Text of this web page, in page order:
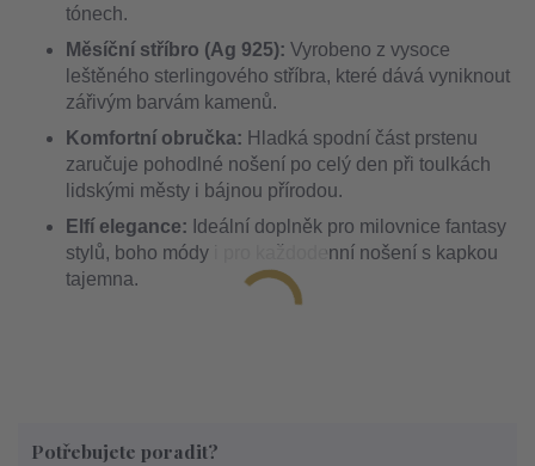
tónech.
Měsíční stříbro (Ag 925): Vyrobeno z vysoce
leštěného sterlingového stříbra, které dává vyniknout
zářivým barvám kamenů.
Komfortní obručka: Hladká spodní část prstenu
zaručuje pohodlné nošení po celý den při toulkách
lidskými městy i bájnou přírodou.
Elfí elegance: Ideální doplněk pro milovnice fantasy
stylů, boho módy i pro každodenní nošení s kapkou
tajemna.
Potřebujete poradit?